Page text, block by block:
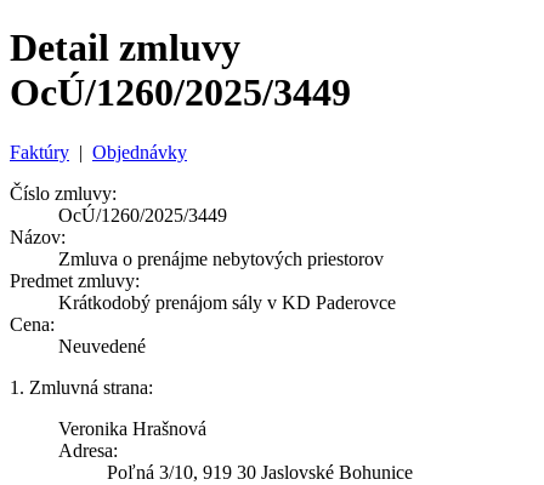
Detail zmluvy
OcÚ/1260/2025/3449
Faktúry | Objednávky
Číslo zmluvy:
OcÚ/1260/2025/3449
Názov:
Zmluva o prenájme nebytových priestorov
Predmet zmluvy:
Krátkodobý prenájom sály v KD Paderovce
Cena:
Neuvedené
1. Zmluvná strana:
Veronika Hrašnová
Adresa:
Poľná 3/10, 919 30 Jaslovské Bohunice